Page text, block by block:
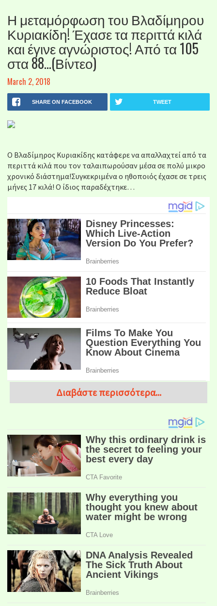
Η μεταμόρφωση του Βλαδίμηρου
Κυριακίδη! Έχασε τα περιττά κιλά
και έγινε αγνώριστος! Από τα 105
στα 88…(Βίντεο)
March 2, 2018
SHARE ON FACEBOOK TWEET
Ο Βλαδίμηρος Κυριακίδης κατάφερε να απαλλαχτεί από τα
περιττά κιλά που τον ταλαιπωρούσαν μέσα σε πολύ μικρο
χρονικό διάστημα!Συγκεκριμένα ο ηθοποιός έχασε σε τρεις
μήνες 17 κιλά! Ο ίδιος παραδέχτηκε…
Διαβάστε περισσότερα...